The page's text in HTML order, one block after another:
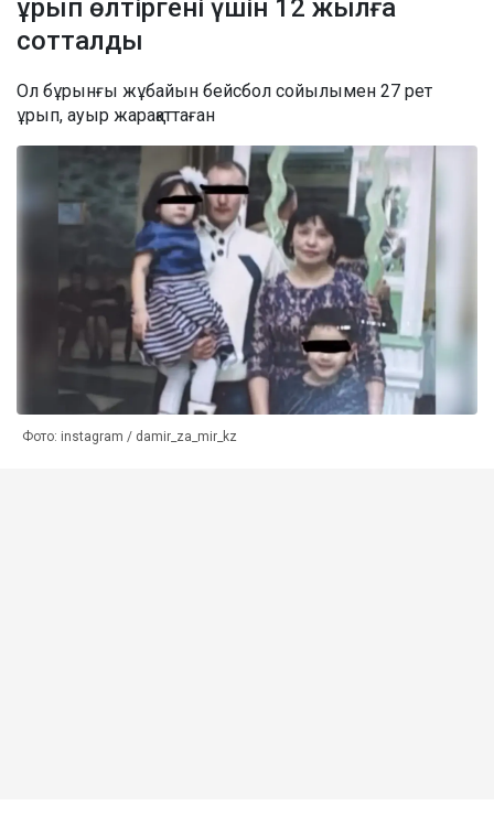
ұрып өлтіргені үшін 12 жылға
сотталды
Ол бұрынғы жұбайын бейсбол сойылымен 27 рет
ұрып, ауыр жарақаттаған
Фото: instagram / damir_za_mir_kz